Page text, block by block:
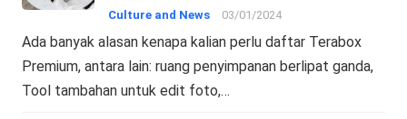
Culture and News 03/01/2024
Ada banyak alasan kenapa kalian perlu daftar Terabox
Premium, antara lain: ruang penyimpanan berlipat ganda,
Tool tambahan untuk edit foto,…